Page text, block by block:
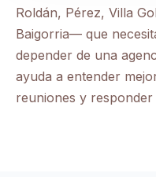
Roldán, Pérez, Villa
Baigorria— que
depender de una
ayuda a entender
reuniones y